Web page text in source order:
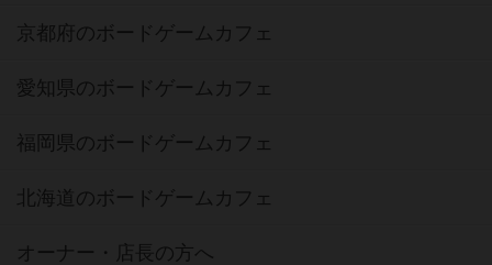
京都府のボードゲームカフェ
愛知県のボードゲームカフェ
福岡県のボードゲームカフェ
北海道のボードゲームカフェ
オーナー・店長の方へ